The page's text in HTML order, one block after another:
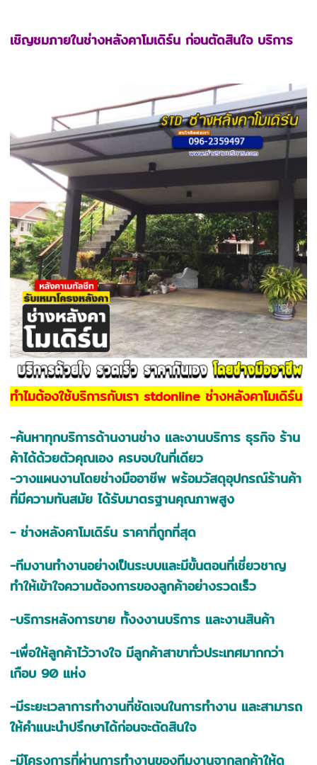
เชิญชมภายในช่างหลังคาโมเดิร์น ก่อนตัดสินใจ บริการ
ทำไมต้องใช้บริการกับเรา stdonline ช่างหลังคาโมเดิร์น
-ค้นหาทุกบริการด้านงานช่าง และงานบริการ ธุรกิจ ร้าน
ค้าได้ด้วยตัวคุณเอง ครบจบในที่เดียว
-วางแผนงานโดยช่างมืออาชีพ พร้อมวัสดุอุปกรณ์ร้านค้า
ที่มีความทันสมัย ได้รับมาตรฐานคุณภาพสูง
- ช่างหลังคาโมเดิร์น ราคาที่ถูกที่สุด
-ทีมงานทำงานอย่างเป็นระบบและมีขั้นตอนที่เชี่ยวชาญ
ทำให้เข้าใจความต้องการของลูกค้าอย่างรวดเร็ว
-บริการหลังการขาย ทั้งงงานบริการ และงานสินค้า
-เพื่อให้ลูกค้าไว้วางใจ มีลูกค้าสาขาทั่วประเทศมากกว่า
เกือบ 90 แห่ง
-มีระยะเวลาการทำงานที่ชัดเจนในการทำงาน และสามารถ
ให้คำแนะนำปรึกษาได้ก่อนจะตัดสินใจ
-มีโครงการที่ผ่านการทำงานของทีมงานจากลูกค้าให้ดู